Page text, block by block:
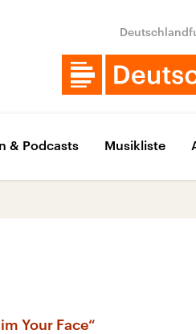
& Podcasts Musikliste
Your Face“